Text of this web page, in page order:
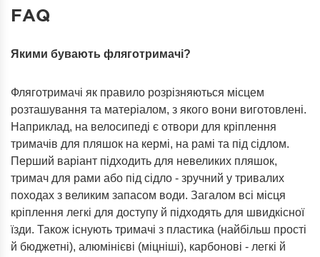
FAQ
Якими бувають фляготримачі?
Фляготримачі як правило розрізняються місцем
розташування та матеріалом, з якого вони виготовлені.
Наприклад, на велосипеді є отвори для кріплення
тримачів для пляшок на кермі, на рамі та під сідлом.
Перший варіант підходить для невеликих пляшок,
тримач для рами або під сідло - зручний у тривалих
походах з великим запасом води. Загалом всі місця
кріплення легкі для доступу й підходять для швидкісної
їзди. Також існують тримачі з пластика (найбільш прості
й бюджетні), алюмінієві (міцніші), карбонові - легкі й